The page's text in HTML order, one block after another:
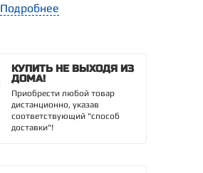
Подробнее
КУПИТЬ НЕ ВЫХОДЯ ИЗ
ДОМА!
Приобрести любой товар
дистанционно, указав
соответствующий "способ
доставки"!